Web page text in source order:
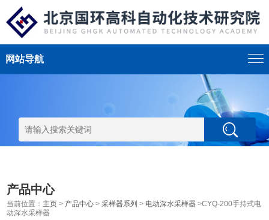
网站导航
产品中心
当前位置： 主页 > 产品中心 >采样器系列 > 电动深水采样器 >CYQ-200手持式电
动深水采样器